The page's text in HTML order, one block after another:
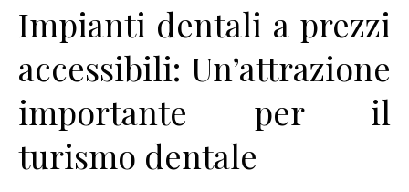
Impianti dentali a prezzi
accessibili: Un’attrazione
importante per il
turismo dentale